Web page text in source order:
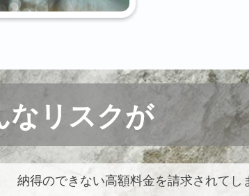
なリスクが
納得のできない高額料金を請求されてし